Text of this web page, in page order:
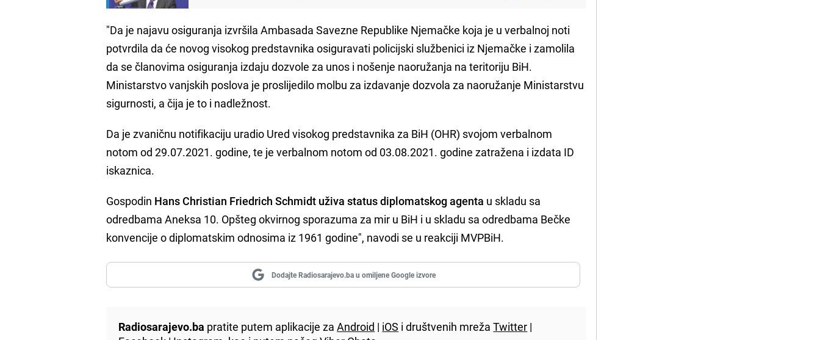
"Da je najavu osiguranja izvršila Ambasada Savezne Republike Njemačke koja je u verbalnoj noti
potvrdila da će novog visokog predstavnika osiguravati policijski službenici iz Njemačke i zamolila
da se članovima osiguranja izdaju dozvole za unos i nošenje naoružanja na teritoriju BiH.
Ministarstvo vanjskih poslova je proslijedilo molbu za izdavanje dozvola za naoružanje Ministarstvu
sigurnosti, a čija je to i nadležnost.
Da je zvaničnu notifikaciju uradio Ured visokog predstavnika za BiH (OHR) svojom verbalnom
notom od 29.07.2021. godine, te je verbalnom notom od 03.08.2021. godine zatražena i izdata ID
iskaznica.
Gospodin Hans Christian Friedrich Schmidt uživa status diplomatskog agenta u skladu sa
odredbama Aneksa 10. Opšteg okvirnog sporazuma za mir u BiH i u skladu sa odredbama Bečke
konvencije o diplomatskim odnosima iz 1961 godine", navodi se u reakciji MVPBiH.
Dodajte Radiosarajevo.ba u omiljene Google izvore
Radiosarajevo.ba pratite putem aplikacije zaAndroid | iOS i društvenih mrežaTwitter |